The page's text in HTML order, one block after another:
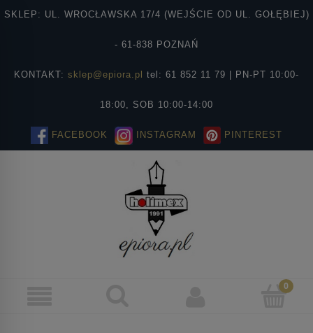
SKLEP: UL. WROCŁAWSKA 17/4 (WEJŚCIE OD UL. GOŁĘBIEJ)
- 61-838 POZNAŃ
KONTAKT: sklep@epiora.pl tel: 61 852 11 79 | PN-PT 10:00-
18:00, SOB 10:00-14:00
FACEBOOK INSTAGRAM PINTEREST